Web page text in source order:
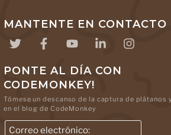
MANTENTE EN CONTACTO
PONTE AL DÍA CON
CODEMONKEY!
Tómese un descanso de la captura de plátanos
en el blog de CodeMonkey